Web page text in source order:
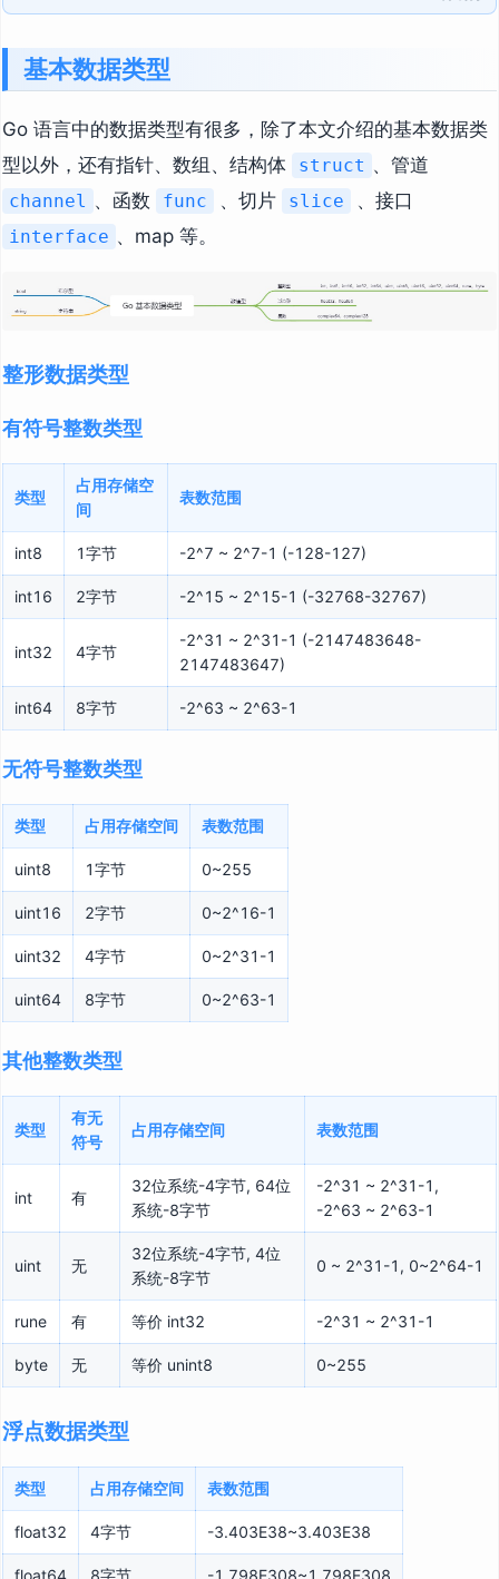
基本数据类型
Go 语言中的数据类型有很多，除了本文介绍的基本数据类
型以外，还有指针、数组、结构体
struct 、管道
channel 、函数 func 、切片 slice 、接口
interface 、map 等。
整形数据类型
有符号整数类型
类型
占用存储空
间
表数范围
int8 1字节 -2^7 ~ 2^7-1 (-128-127)
int16 2字节 -2^15 ~ 2^15-1 (-32768-32767)
int32 4字节
-2^31 ~ 2^31-1 (-2147483648-
2147483647)
int64 8字节 -2^63 ~ 2^63-1
无符号整数类型
类型 占用存储空间 表数范围
uint8 1字节 0~255
uint16 2字节 0~2^16-1
uint32 4字节 0~2^31-1
uint64 8字节 0~2^63-1
其他整数类型
类型
有无
符号
占用存储空间 表数范围
int 有
32位系统-4字节, 64位
系统-8字节
-2^31 ~ 2^31-1,
-2^63 ~ 2^63-1
uint 无
32位系统-4字节, 4位
系统-8字节
0 ~ 2^31-1, 0~2^64-1
rune 有 等价 int32 -2^31 ~ 2^31-1
byte 无 等价 unint8 0~255
浮点数据类型
类型 占用存储空间 表数范围
float32 4字节 -3.403E38~3.403E38